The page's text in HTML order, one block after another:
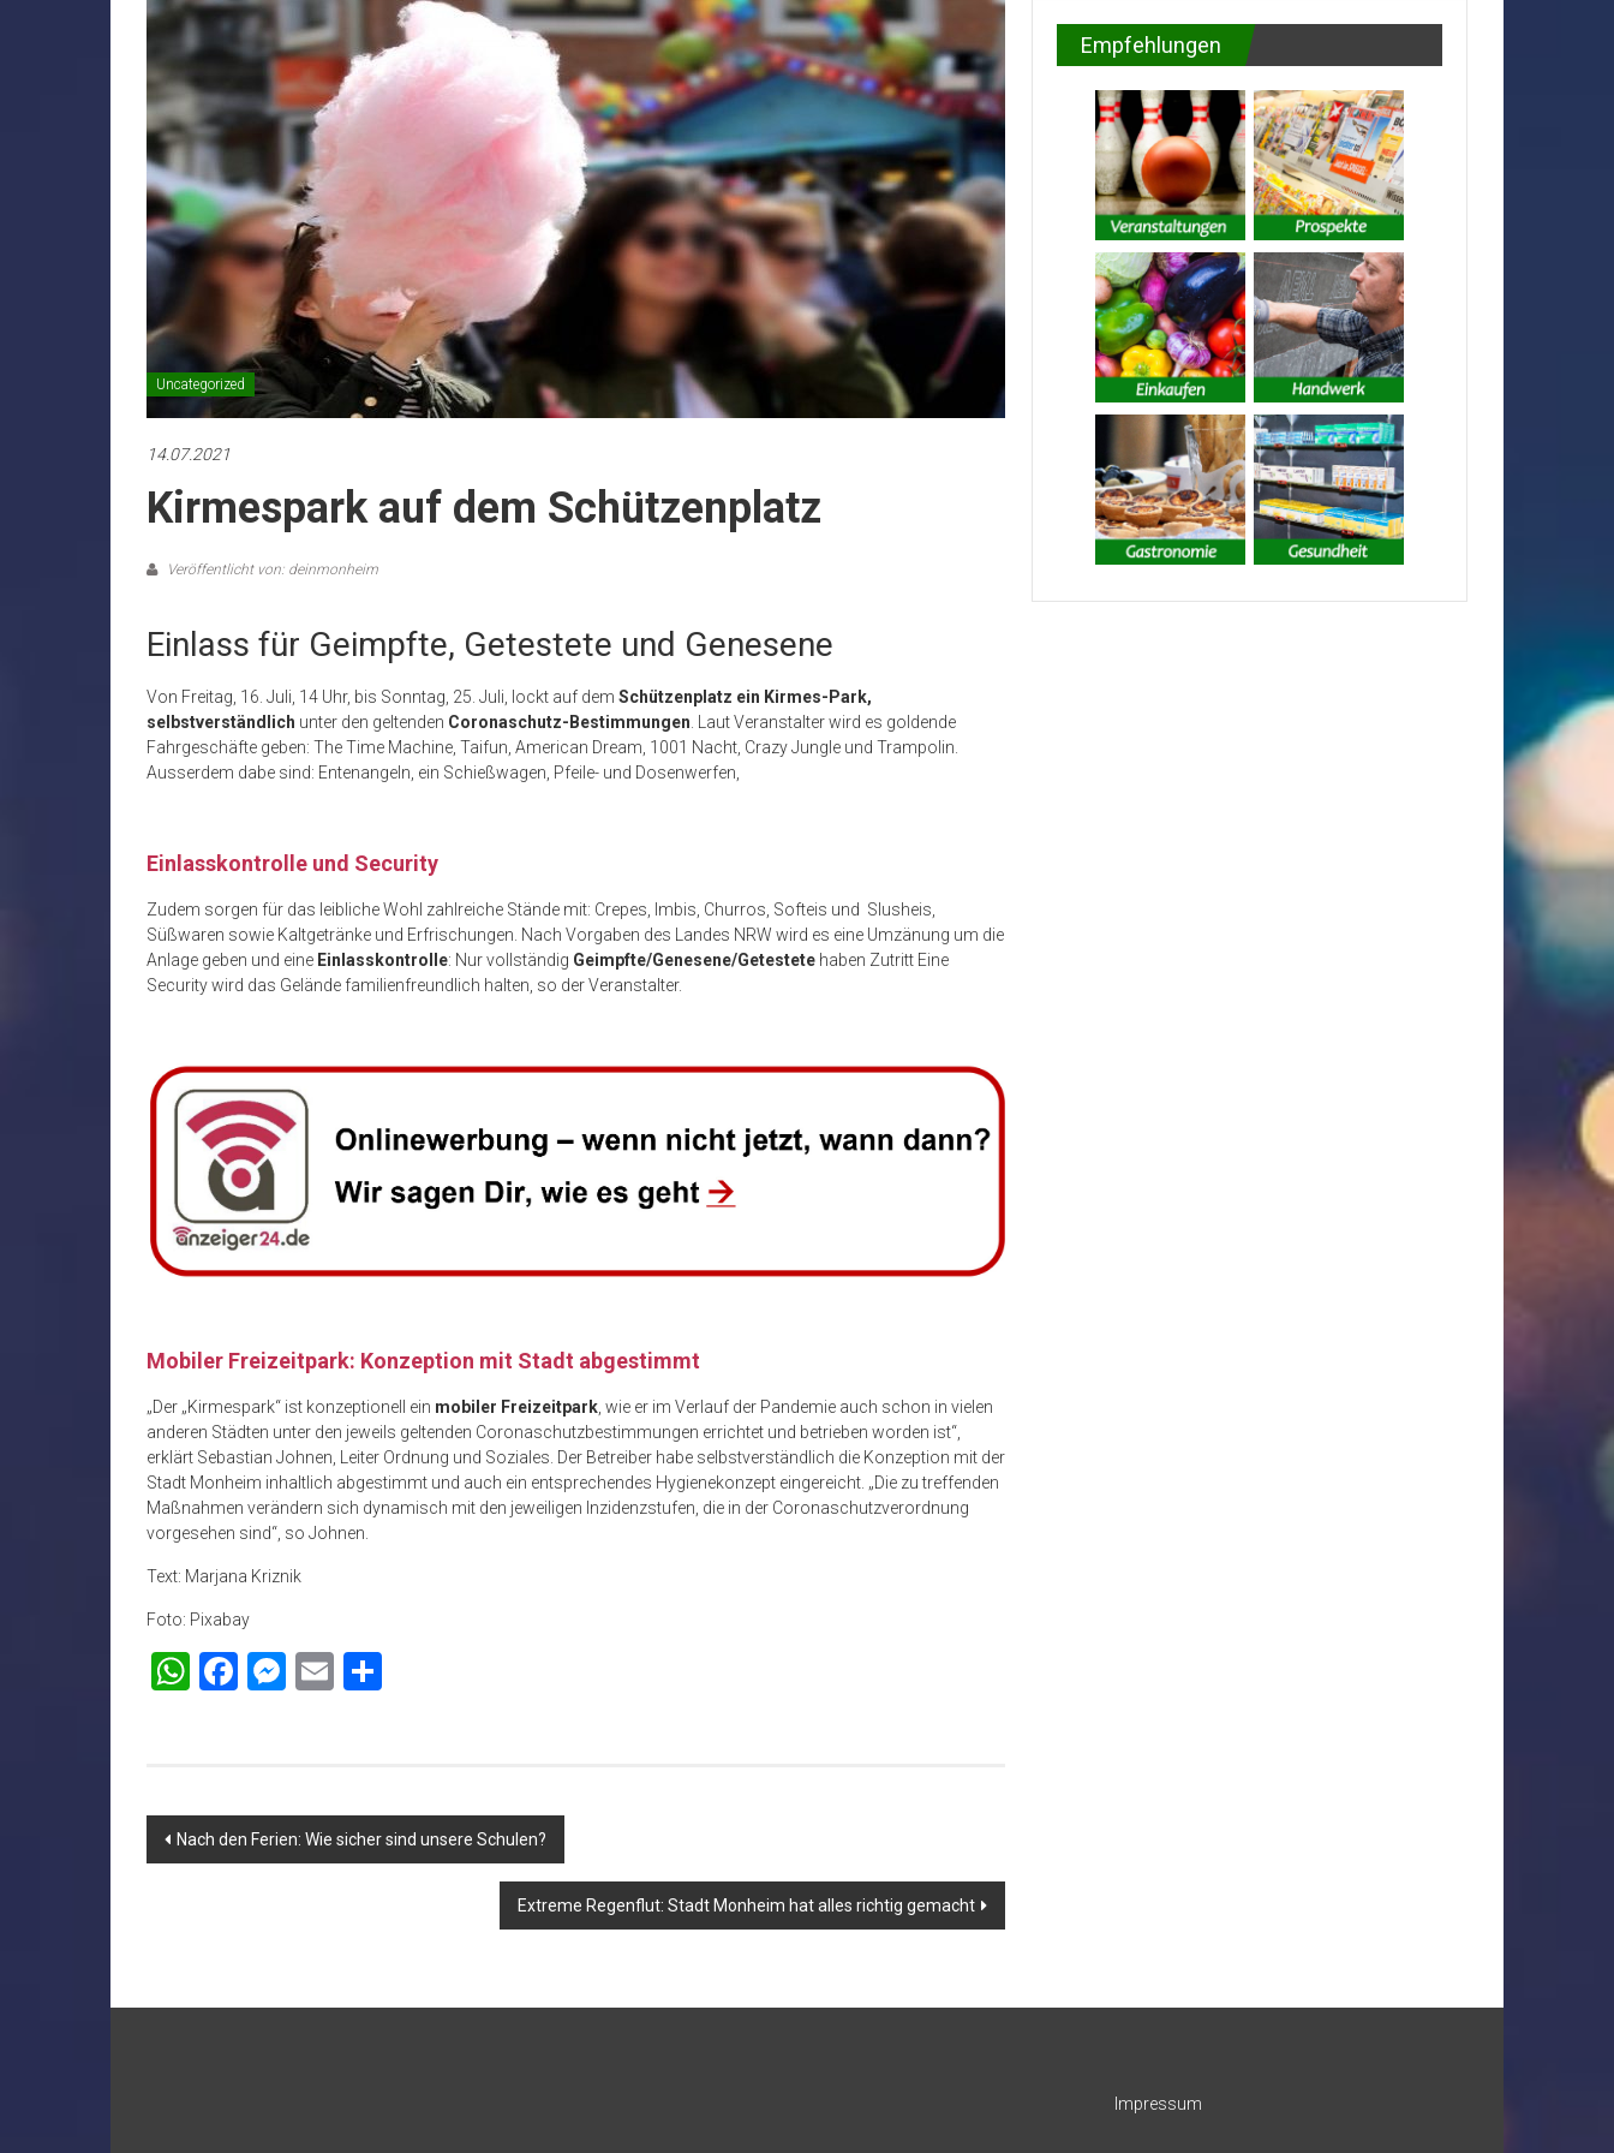
Uncategorized
14.07.2021
Kirmespark auf dem Schützenplatz
Veröffentlicht von: deinmonheim
Einlass für Geimpfte, Getestete und Genesene
Von Freitag, 16. Juli, 14 Uhr, bis Sonntag, 25. Juli, lockt auf dem Schützenplatz ein Kirmes-Park,
selbstverständlich unter den geltenden Coronaschutz-Bestimmungen . Laut Veranstalter wird es goldende
Fahrgeschäfte geben: The Time Machine, Taifun, American Dream, 1001 Nacht, Crazy Jungle und Trampolin.
Ausserdem dabe sind: Entenangeln, ein Schießwagen, Pfeile- und Dosenwerfen,
Einlasskontrolle und Security
Zudem sorgen für das leibliche Wohl zahlreiche Stände mit: Crepes, Imbis, Churros, Softeis und Slusheis,
Süßwaren sowie Kaltgetränke und Erfrischungen. Nach Vorgaben des Landes NRW wird es eine Umzänung um die
Anlage geben und eine Einlasskontrolle: Nur vollständig Geimpfte/Genesene/Getestete haben Zutritt Eine
Security wird das Gelände familienfreundlich halten, so der Veranstalter.
Mobiler Freizeitpark: Konzeption mit Stadt abgestimmt
„Der „Kirmespark“ ist konzeptionell ein mobiler Freizeitpark , wie er im Verlauf der Pandemie auch schon in vielen
anderen Städten unter den jeweils geltenden Coronaschutzbestimmungen errichtet und betrieben worden ist“,
erklärt Sebastian Johnen, Leiter Ordnung und Soziales. Der Betreiber habe selbstverständlich die Konzeption mit der
Stadt Monheim inhaltlich abgestimmt und auch ein entsprechendes Hygienekonzept eingereicht. „Die zu treffenden
Maßnahmen verändern sich dynamisch mit den jeweiligen Inzidenzstufen, die in der Coronaschutzverordnung
vorgesehen sind“, so Johnen.
Text: Marjana Kriznik
Foto: Pixabay
WhatsApp
Facebook
Messenger
Email
Beitragsnavigation
Nach den Ferien: Wie sicher sind unsere Schulen?
Extreme Regenflut: Stadt Monheim hat alles richtig gemacht
Empfehlungen
Impressum